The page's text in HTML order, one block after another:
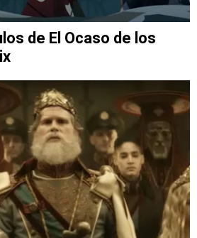
de El Ocaso de los